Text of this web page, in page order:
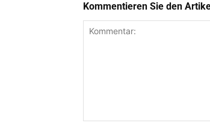
Kommentieren Sie den